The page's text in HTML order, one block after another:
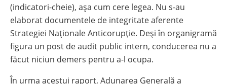
(indicatori-cheie), așa cum cere legea. Nu s-au
elaborat documentele de integritate aferente
Strategiei Naționale Anticorupție. Deși în organigramă
figura un post de audit public intern, conducerea nu a
făcut niciun demers pentru a-l ocupa.
În urma acestui raport, Adunarea Generală a